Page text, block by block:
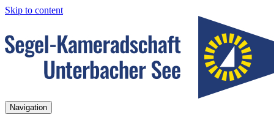
Skip to content
Navigation